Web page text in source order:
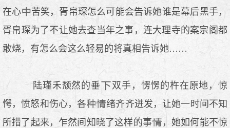
在心
苦笑，胥帛琛怎么可能会告诉她谁是幕后黑手，
胥帛琛为了不让她去查当年之事，连大理寺的案宗阁都
敢烧，有怎么会这么轻易的将真相告诉她……
陆瑾禾颓然的垂
双手，愣愣的杵在原地，惊
愕，愤怒和伤心，各
绪齐齐迸发，让她一时间不知
所措了起来，乍然间知晓了这样的事
，她如何能不惊